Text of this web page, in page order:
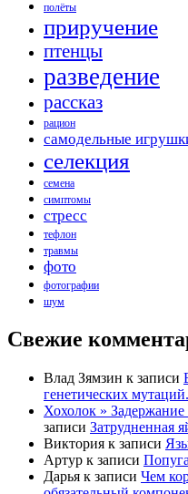
полёты
приручение
птенцы
разведение
рассказ
рацион
самодельные
селекция
семена
симптомы
стресс
тефлон
травмы
фото
фотографии
шум
Свежие
Влад Зямзин к записи
генетических мутаций.
Хохолок »
записи Затрудненная
Виктория к записи
Артур к записи
Дарья к записи Чем